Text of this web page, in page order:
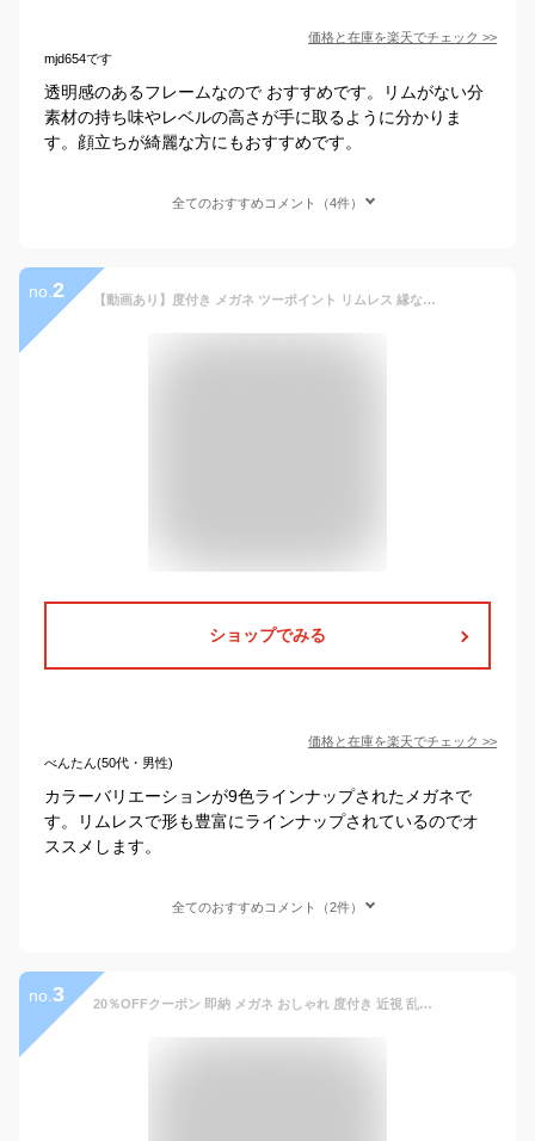
価格と在庫を楽天でチェック >>
mjd654です
透明感のあるフレームなので おすすめです。リムがない分
素材の持ち味やレベルの高さが手に取るように分かりま
す。顔立ちが綺麗な方にもおすすめです。
全てのおすすめコメント（4件）
no. 2 【動画あり】度付き メガネ ツーポイント リムレス 縁なし フレームレス スクエア オーバル ボストン クラウンパント 丸四角眼鏡 ラウンド チタン フレーム 度あり 度入り 近視 乱視 遠視 老眼 度なし 伊達 眼鏡 メンズ 男性 レディース 女性 おしゃれ フチなし 白
ショップでみる
価格と在庫を楽天でチェック >>
べんたん(50代・男性)
カラーバリエーションが9色ラインナップされたメガネで
す。リムレスで形も豊富にラインナップされているのでオ
ススメします。
全てのおすすめコメント（2件）
no. 3 20％OFFクーポン 即納 メガネ おしゃれ 度付き 近視 乱視対応 ふちなし リムレス 度入りメガネ ブルーライトカット標準搭載 メガネ めがね 眼鏡 伊達メガネ フレーム 軽い レディース メンズ ins ファッションメガネ フリーサイズ